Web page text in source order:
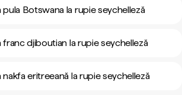
pula Botswana la rupie seychelleză
franc djiboutian la rupie seychelleză
nakfa eritreeană la rupie seychelleză